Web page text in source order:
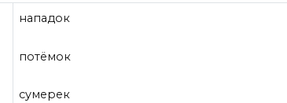
нападок
потёмок
сумерек